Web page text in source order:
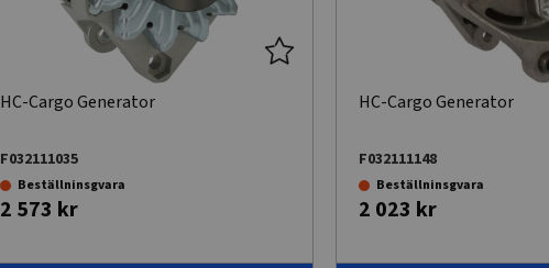
HC-Cargo Generator
F032111035
Beställninsgvara
2 573 kr
HC-Cargo Generator
F032111148
Beställninsgvara
2 023 kr